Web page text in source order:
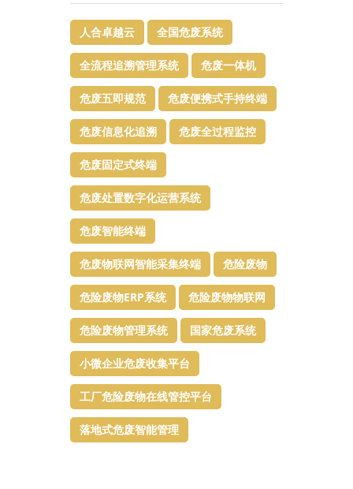
人合卓越云 全国危废系统
全流程追溯管理系统 危废一体机
危废五即规范 危废便携式手持终端
危废信息化追溯 危废全过程监控
危废固定式终端
危废处置数字化运营系统
危废智能终端
危废物联网智能采集终端 危险废物
危险废物ERP系统 危险废物物联网
危险废物管理系统 国家危废系统
小微企业危废收集平台
工厂危险废物在线管控平台
落地式危废智能管理